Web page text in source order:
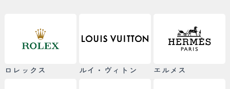
ロレックス ルイ・ヴィトン エルメス